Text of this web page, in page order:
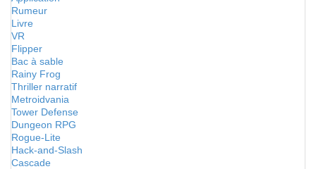
Rumeur
Livre
VR
Flipper
Bac à sable
Rainy Frog
Thriller narratif
Metroidvania
Tower Defense
Dungeon RPG
Rogue-Lite
Hack-and-Slash
Cascade